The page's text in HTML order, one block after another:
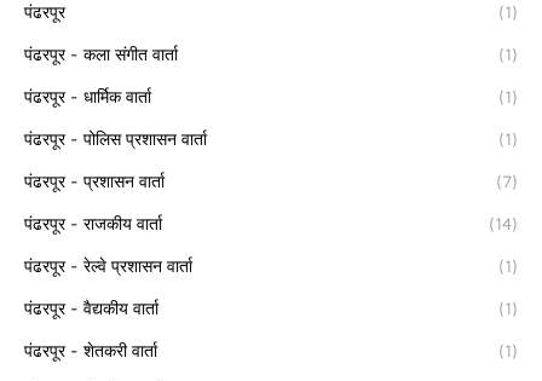
पंढरपूर (1)
पंढरपूर - कला संगीत वार्ता (1)
पंढरपूर - धार्मिक वार्ता (1)
पंढरपूर - पोलिस प्रशासन वार्ता (1)
पंढरपूर - प्रशासन वार्ता (7)
पंढरपूर - राजकीय वार्ता (14)
पंढरपूर - रेल्वे प्रशासन वार्ता (1)
पंढरपूर - वैद्यकीय वार्ता (1)
पंढरपूर - शेतकरी वार्ता (1)